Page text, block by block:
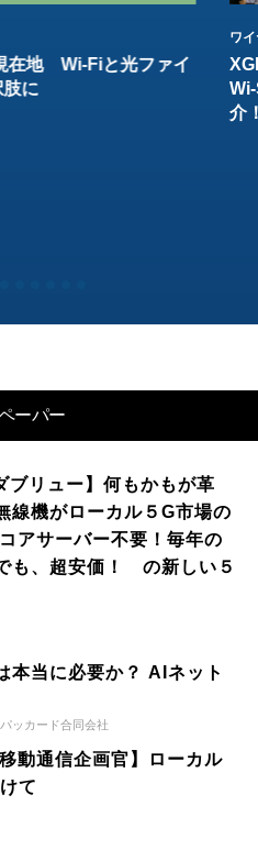
在地 Wi-Fiと光ファイ
に
ワ
介
ーパー
ブリュー】何もかもが革
線機がローカル５G市場の
アサーバー不要！毎年の
も、超安価！ の新しい５
本当に必要か？ AIネット
ッカード合同会社
動通信企画官】ローカル
て